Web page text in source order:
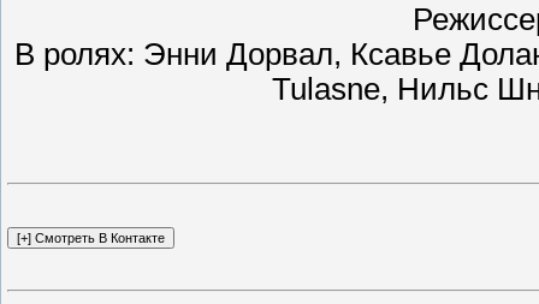
В ролях: Энни Дорвал, Ксавье
Tulasne, Нильс